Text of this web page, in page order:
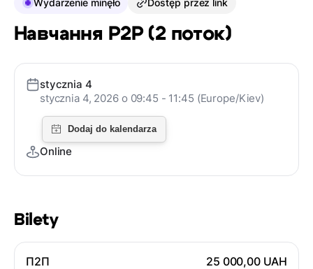
Bilety
П2П 25 000,00 UAH
Wydarzenie minęło Dostęp przez link
Навчання P2P (2 поток)
stycznia 4
stycznia 4, 2026 o 09:45 - 11:45 (Europe/Kiev)
Online